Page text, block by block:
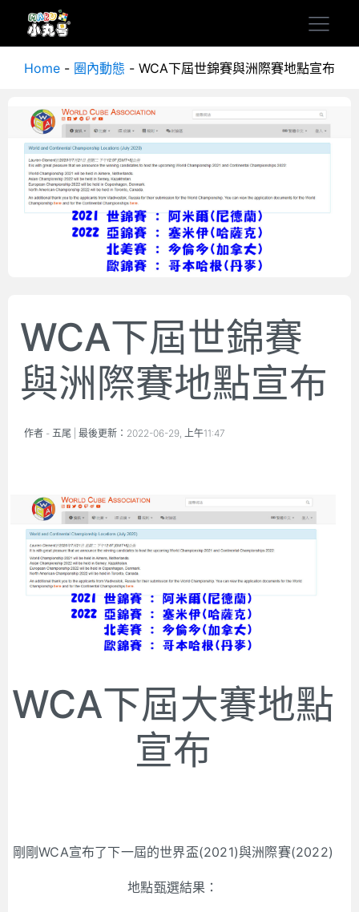
Home - 圈內動態 - WCA下屆世錦賽與洲際賽地點宣布
WCA下屆世錦賽
與洲際賽地點宣布
作者 - 五尾 | 最後更新： 2022-06-29, 上午11:47
WCA下屆大賽地點
宣布
剛剛WCA宣布了下一屆的世界盃(2021)與洲際賽(2022)
地點甄選結果：